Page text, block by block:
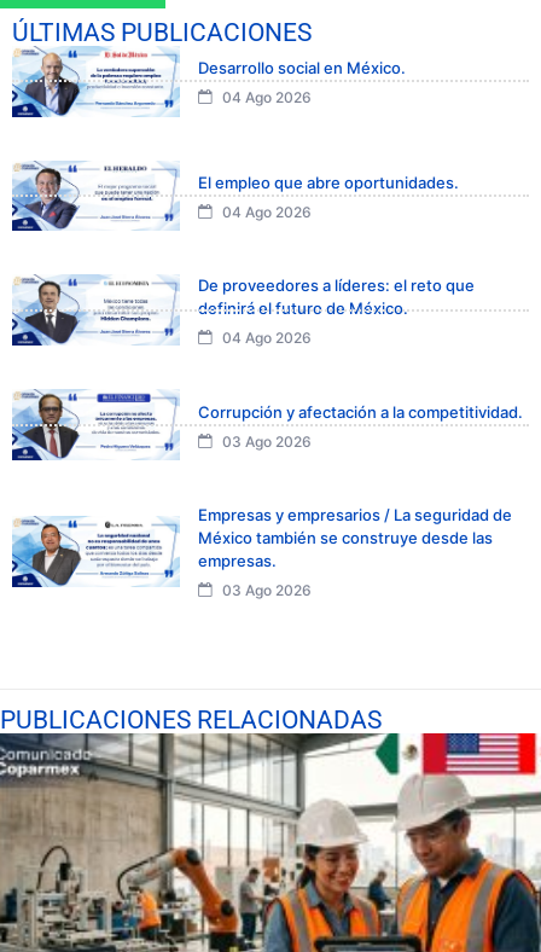
ÚLTIMAS PUBLICACIONES
Desarrollo social en México.
04 Ago 2026
El empleo que abre oportunidades.
04 Ago 2026
De proveedores a líderes: el reto que
definirá el futuro de México.
04 Ago 2026
Corrupción y afectación a la competitividad.
03 Ago 2026
Empresas y empresarios / La seguridad de
México también se construye desde las
empresas.
03 Ago 2026
PUBLICACIONES RELACIONADAS